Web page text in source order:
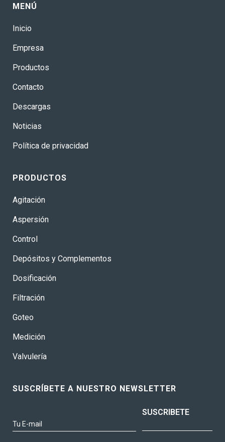
MENÚ
Inicio
Empresa
Productos
Contacto
Descargas
Noticias
Política de privacidad
PRODUCTOS
Agitación
Aspersión
Control
Depósitos y Complementos
Dosificación
Filtración
Goteo
Medición
Valvulería
SUSCRÍBETE A NUESTRO NEWSLETTER